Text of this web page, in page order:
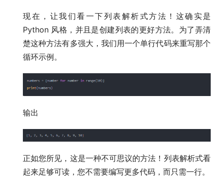
现在，让我们看一下列表解析式方法！这确实是
Python 风格，并且是创建列表的更好方法。为了弄清
楚这种方法有多强大，我们用一个单行代码来重写那个
循环示例。
输出
正如您所见，这是一种不可思议的方法！列表解析式看
起来足够可读，您不需要编写更多代码，而只需一行。